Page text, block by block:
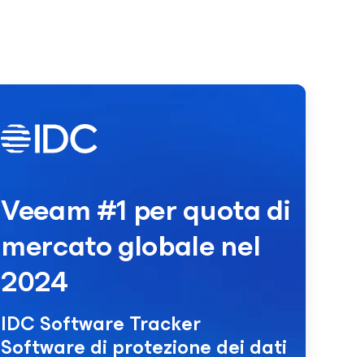
Veeam #1 per quota di
mercato globale nel
2024
IDC Software Tracker
Software di protezione dei dati